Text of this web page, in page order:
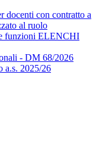
docenti con contratto a
al ruolo
funzioni ELENCHI
- DM 68/2026
a.s. 2025/26